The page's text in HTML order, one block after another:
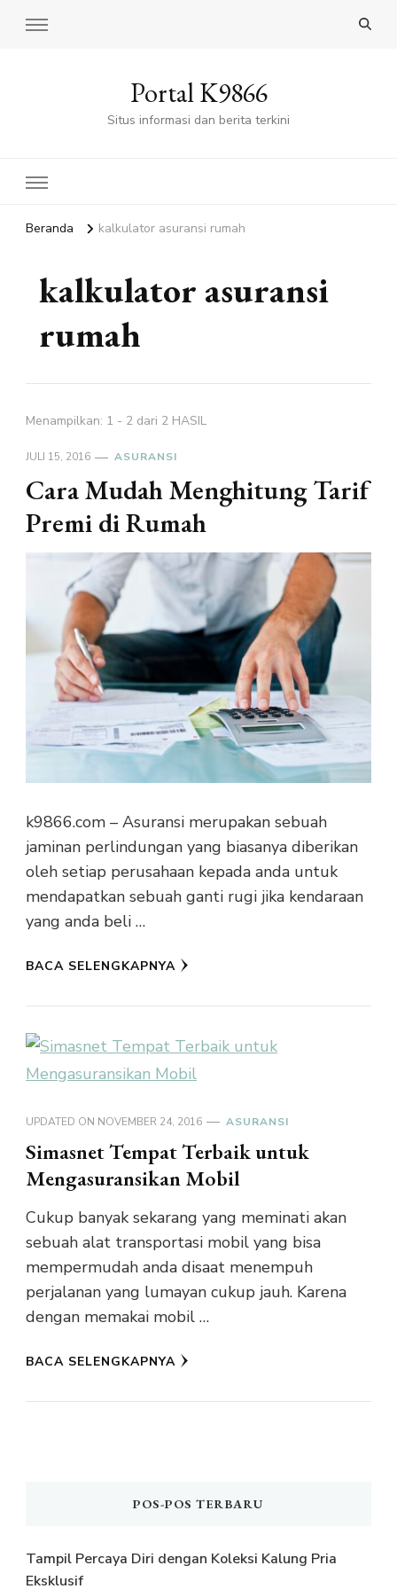
Portal K9866
Situs informasi dan berita terkini
Beranda kalkulator asuransi rumah
kalkulator asuransi
rumah
Menampilkan: 1 - 2 dari 2 HASIL
JULI 15, 2016 ASURANSI
Cara Mudah Menghitung Tarif
Premi di Rumah
k9866.com – Asuransi merupakan sebuah
jaminan perlindungan yang biasanya diberikan
oleh setiap perusahaan kepada anda untuk
mendapatkan sebuah ganti rugi jika kendaraan
yang anda beli …
BACA SELENGKAPNYA
UPDATED ON NOVEMBER 24, 2016 ASURANSI
Simasnet Tempat Terbaik untuk
Mengasuransikan Mobil
Cukup banyak sekarang yang meminati akan
sebuah alat transportasi mobil yang bisa
mempermudah anda disaat menempuh
perjalanan yang lumayan cukup jauh. Karena
dengan memakai mobil …
BACA SELENGKAPNYA
POS-POS TERBARU
Tampil Percaya Diri dengan Koleksi Kalung Pria
Eksklusif